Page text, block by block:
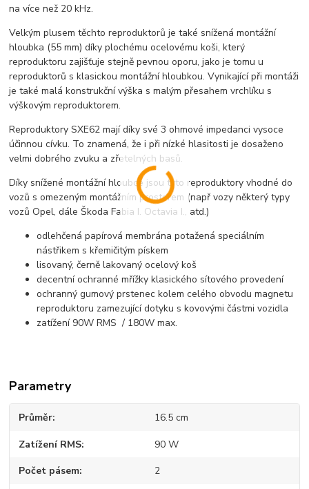
na více než 20 kHz.
Velkým plusem těchto reproduktorů je také snížená montážní
hloubka (55 mm) díky plochému ocelovému koši, který
reproduktoru zajišťuje stejně pevnou oporu, jako je tomu u
reproduktorů s klasickou montážní hloubkou. Vynikající při montáži
je také malá konstrukční výška s malým přesahem vrchlíku s
výškovým reproduktorem.
Reproduktory SXE62 mají díky své 3 ohmové impedanci vysoce
účinnou cívku. To znamená, že i při nízké hlasitosti je dosaženo
velmi dobrého zvuku a zřetelných basů.
Díky snížené montážní hloubce jsou tyto reproduktory vhodné do
vozů s omezeným montážním prostorem (např vozy některý typy
vozů Opel, dále Škoda Fabia I. Octavia I., atd.)
odlehčená papírová membrána potažená speciálním
nástřikem s křemičitým pískem
lisovaný, černě lakovaný ocelový koš
decentní ochranné mřížky klasického sítového provedení
ochranný gumový prstenec kolem celého obvodu magnetu
reproduktoru zamezující dotyku s kovovými částmi vozidla
zatížení 90W RMS / 180W max.
Parametry
Průměr 16.5 cm
Zatížení RMS 90 W
Počet pásem 2